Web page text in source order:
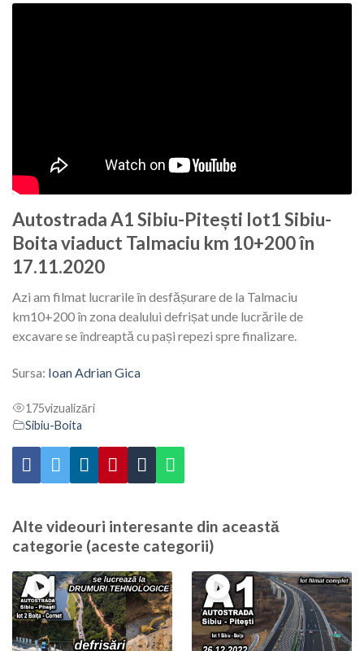
Autostrada A1 Sibiu-Pitești lot1 Sibiu-
Boita viaduct Talmaciu km 10+200 în
17.11.2020
Azi am filmat lucrarile în desfășurare de la Talmaciu
km10+200 în zona dealului defrișat unde lucrările de
excavare se îndreaptă cu pași repezi spre finalizare.
Sursa: Ioan Adrian Gica
175vizualizări
Sibiu-Boita
Alte videouri interesante din această
categorie (aceste categorii)